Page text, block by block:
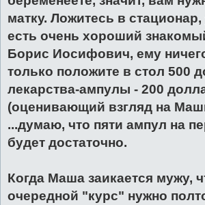
матку. Ложитесь в
есть очень хороший
Борис Иосифович, ему
только положите в стол 500
лекарства-ампулы - 200
(оценивающий взгляд на
...думаю, что пяти ампул на
будет достаточно.
Когда Маша заикается мужу,
очередной "курс" нужно